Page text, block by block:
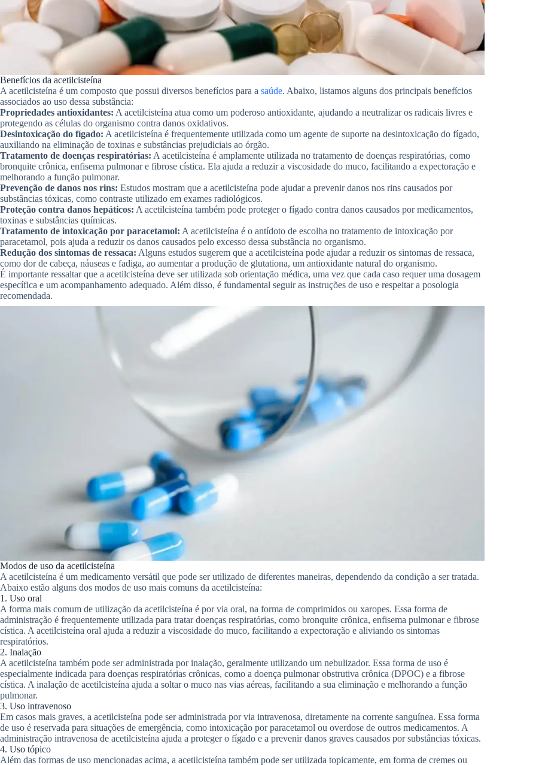
Benefícios da acetilcisteína
A acetilcisteína é um composto que possui diversos benefícios para a saúde. Abaixo, listamos alguns dos principais benefícios
associados ao uso dessa substância:
Propriedades antioxidantes: A acetilcisteína atua como um poderoso antioxidante, ajudando a neutralizar os radicais livres e
protegendo as células do organismo contra danos oxidativos.
Desintoxicação do fígado: A acetilcisteína é frequentemente utilizada como um agente de suporte na desintoxicação do fígado,
auxiliando na eliminação de toxinas e substâncias prejudiciais ao órgão.
Tratamento de doenças respiratórias: A acetilcisteína é amplamente utilizada no tratamento de doenças respiratórias, como
bronquite crônica, enfisema pulmonar e fibrose cística. Ela ajuda a reduzir a viscosidade do muco, facilitando a expectoração e
melhorando a função pulmonar.
Prevenção de danos nos rins: Estudos mostram que a acetilcisteína pode ajudar a prevenir danos nos rins causados por
substâncias tóxicas, como contraste utilizado em exames radiológicos.
Proteção contra danos hepáticos: A acetilcisteína também pode proteger o fígado contra danos causados por medicamentos,
toxinas e substâncias químicas.
Tratamento de intoxicação por paracetamol: A acetilcisteína é o antídoto de escolha no tratamento de intoxicação por
paracetamol, pois ajuda a reduzir os danos causados pelo excesso dessa substância no organismo.
Redução dos sintomas de ressaca: Alguns estudos sugerem que a acetilcisteína pode ajudar a reduzir os sintomas de ressaca,
como dor de cabeça, náuseas e fadiga, ao aumentar a produção de glutationa, um antioxidante natural do organismo.
É importante ressaltar que a acetilcisteína deve ser utilizada sob orientação médica, uma vez que cada caso requer uma dosagem
específica e um acompanhamento adequado. Além disso, é fundamental seguir as instruções de uso e respeitar a posologia
recomendada.
Modos de uso da acetilcisteína
A acetilcisteína é um medicamento versátil que pode ser utilizado de diferentes maneiras, dependendo da condição a ser tratada.
Abaixo estão alguns dos modos de uso mais comuns da acetilcisteína:
1. Uso oral
A forma mais comum de utilização da acetilcisteína é por via oral, na forma de comprimidos ou xaropes. Essa forma de
administração é frequentemente utilizada para tratar doenças respiratórias, como bronquite crônica, enfisema pulmonar e fibrose
cística. A acetilcisteína oral ajuda a reduzir a viscosidade do muco, facilitando a expectoração e aliviando os sintomas
respiratórios.
2. Inalação
A acetilcisteína também pode ser administrada por inalação, geralmente utilizando um nebulizador. Essa forma de uso é
especialmente indicada para doenças respiratórias crônicas, como a doença pulmonar obstrutiva crônica (DPOC) e a fibrose
cística. A inalação de acetilcisteína ajuda a soltar o muco nas vias aéreas, facilitando a sua eliminação e melhorando a função
pulmonar.
3. Uso intravenoso
Em casos mais graves, a acetilcisteína pode ser administrada por via intravenosa, diretamente na corrente sanguínea. Essa forma
de uso é reservada para situações de emergência, como intoxicação por paracetamol ou overdose de outros medicamentos. A
administração intravenosa de acetilcisteína ajuda a proteger o fígado e a prevenir danos graves causados por substâncias tóxicas.
4. Uso tópico
Além das formas de uso mencionadas acima, a acetilcisteína também pode ser utilizada topicamente, em forma de cremes ou